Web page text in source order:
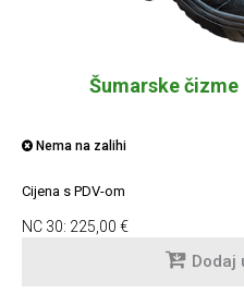
Šumarske čizme
Nema na zalihi
Cijena s PDV-om
NC 30: 225,00 €
Dodaj